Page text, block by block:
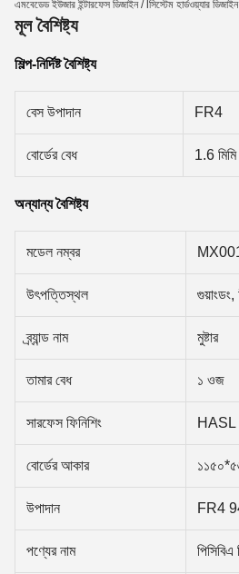
এমবেডেড ইউজার ইন্টারফেস ডিজাইন / lসিস্টেম হার্ডওয়্যার ডিজাইন
মূল বৈশিষ্ট্য
শিল্প-নির্দিষ্ট বৈশিষ্ট্য
বেস উপাদান FR4
বোর্ডের বেধ 1.6 মিমি
অন্যান্য বৈশিষ্ট্য
মডেল নম্বর
উৎপত্তিস্থল গুয়াংডং,
ব্র্যান্ড নাম মুষ্টার
তামার বেধ ১ ওজ
সারফেস ফিনিশিং HASL
বোর্ডের আকার
উপাদান FR4
পণ্যের নাম পিসিবিএ